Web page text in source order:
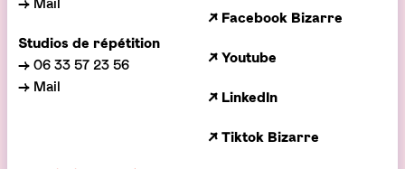
→ Mail
Studios de répétition
→ 06 33 57 23 56
→ Mail
↗ Facebook Bizarre
↗ Youtube
↗ LinkedIn
↗ Tiktok Bizarre